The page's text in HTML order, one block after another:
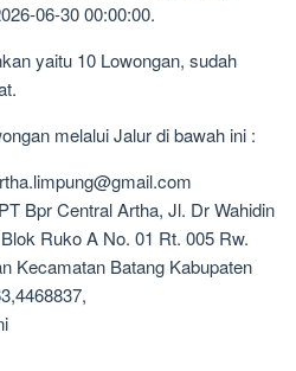
06-30 00:00:00.
yaitu 10 Lowongan, sudah
melalui Jalur di bawah ini :
Bpr Central Artha, Jl. Dr Wahidin
Ruko A No. 01 Rt. 005 Rw.
Kecamatan Batang Kabupaten